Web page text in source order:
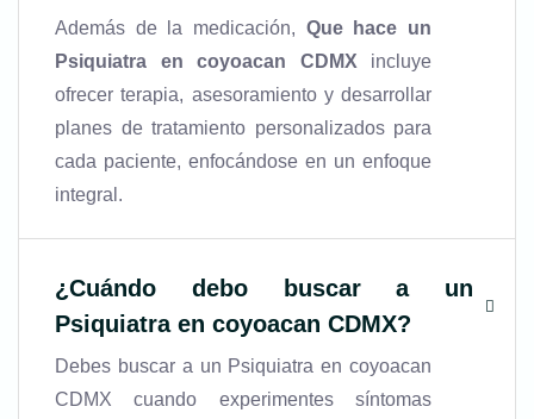
Además de la medicación, Que hace un
Psiquiatra en coyoacan CDMX incluye
ofrecer terapia, asesoramiento y desarrollar
planes de tratamiento personalizados para
cada paciente, enfocándose en un enfoque
integral.
¿Cuándo debo buscar a un
Psiquiatra en coyoacan CDMX?
Debes buscar a un Psiquiatra en coyoacan
CDMX cuando experimentes síntomas